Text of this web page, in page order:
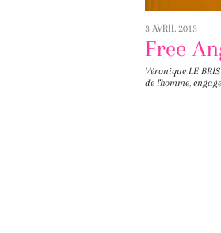
3 AVRIL 2013
Free
Véronique LE BRIS
de l'homme,